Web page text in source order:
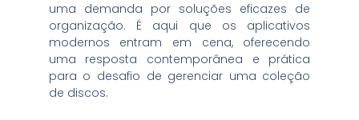
uma demanda por soluções eficazes de
organização. É aqui que os aplicativos
modernos entram em cena, oferecendo
uma resposta contemporânea e prática
para o desafio de gerenciar uma coleção
de discos.